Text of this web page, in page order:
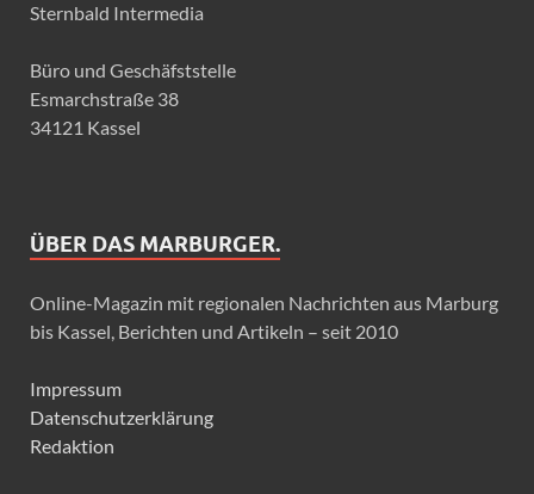
Sternbald Intermedia
Büro und Geschäfststelle
Esmarchstraße 38
34121 Kassel
ÜBER DAS MARBURGER.
Online-Magazin mit regionalen Nachrichten aus Marburg
bis Kassel, Berichten und Artikeln – seit 2010
Impressum
Datenschutzerklärung
Redaktion